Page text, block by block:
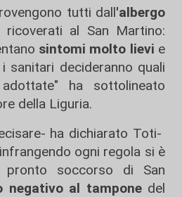
tutti dall'albergo
ricoverati al San Martino:
sintomi molto lievi e
sanitari decideranno quali
ha sottolineato
della Liguria.
ha dichiarato Toti-
ogni regola si è
soccorso di San
negativo al tamponedel